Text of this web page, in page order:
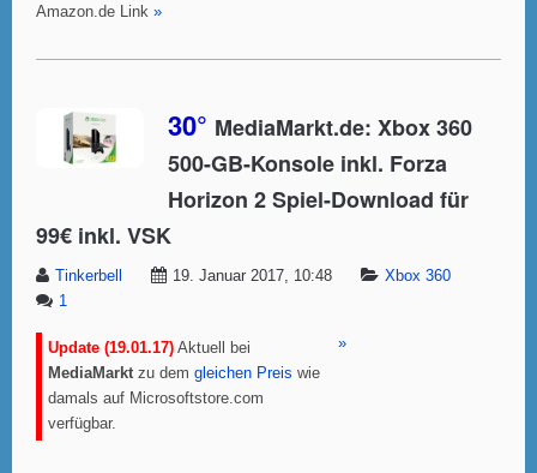
Amazon.de Link »
30° MediaMarkt.de: Xbox 360
500-GB-Konsole inkl. Forza
Horizon 2 Spiel-Download für
99€ inkl. VSK
Tinkerbell 19. Januar 2017, 10:48
Xbox 360
1
Update (19.01.17) Aktuell bei
MediaMarkt zu dem gleichen Preis wie
damals auf Microsoftstore.com
verfügbar.
»